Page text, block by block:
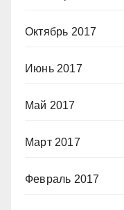
Октябрь 2017
Июнь 2017
Май 2017
Март 2017
Февраль 2017